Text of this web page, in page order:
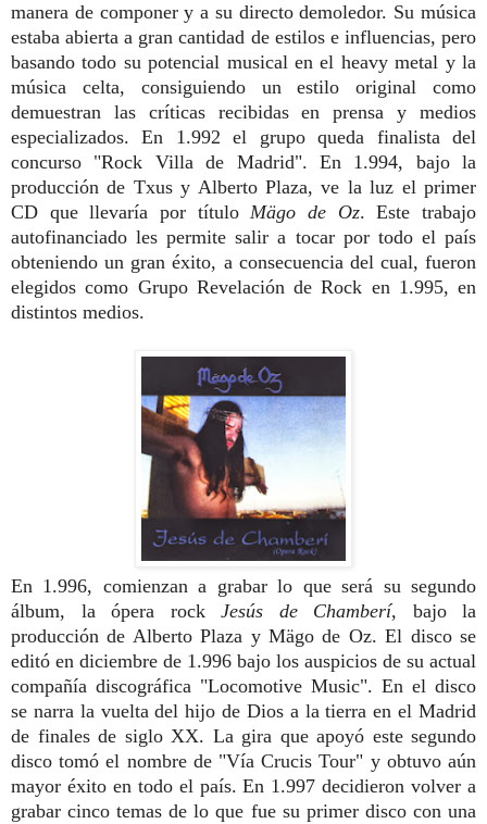
manera de componer y a su directo demoledor. Su música
estaba abierta a gran cantidad de estilos e influencias, pero
basando todo su potencial musical en el heavy metal y la
música celta, consiguiendo un estilo original como
demuestran las críticas recibidas en prensa y medios
especializados. En 1.992 el grupo queda finalista del
concurso "Rock Villa de Madrid". En 1.994, bajo la
producción de Txus y Alberto Plaza, ve la luz el primer
CD que llevaría por títuloMägo de Oz. Este trabajo
autofinanciado les permite salir a tocar por todo el país
obteniendo un gran éxito, a consecuencia del cual, fueron
elegidos como Grupo Revelación de Rock en 1.995, en
distintos medios.
En 1.996, comienzan a grabar lo que será su segundo
álbum, la ópera rock Jesús de Chamberí, bajo la
producción de Alberto Plaza y Mägo de Oz. El disco se
editó en diciembre de 1.996 bajo los auspicios de su actual
compañía discográfica "Locomotive Music". En el disco
se narra la vuelta del hijo de Dios a la tierra en el Madrid
de finales de siglo XX. La gira que apoyó este segundo
disco tomó el nombre de "Vía Crucis Tour" y obtuvo aún
mayor éxito en todo el país. En 1.997 decidieron volver a
grabar cinco temas de lo que fue su primer disco con una